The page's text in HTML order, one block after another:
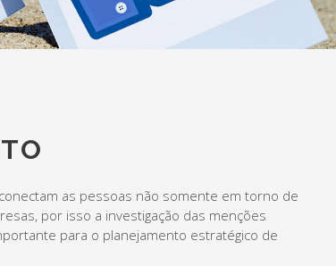
as pessoas não somente em torno de
por isso a investigação das menções
para o planejamento estratégico de